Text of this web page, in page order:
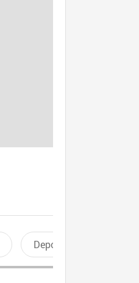
Deportes recreativos